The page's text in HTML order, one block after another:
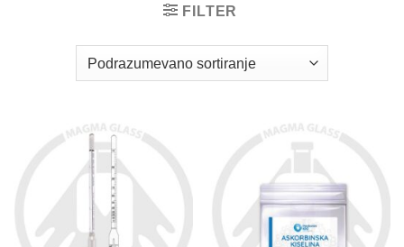
FILTER